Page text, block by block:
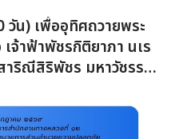
น) เพื่ออุทิศถวายพระ
ริณีสิริพัชร มหาวัชรราช